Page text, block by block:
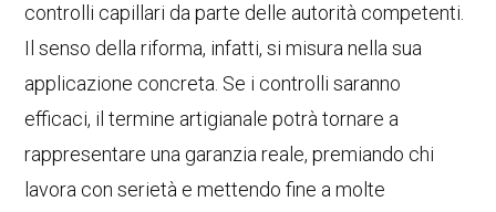
controlli capillari da parte delle autorità competenti.
Il senso della riforma, infatti, si misura nella sua
applicazione concreta. Se i controlli saranno
efficaci, il termine artigianale potrà tornare a
rappresentare una garanzia reale, premiando chi
lavora con serietà e mettendo fine a molte